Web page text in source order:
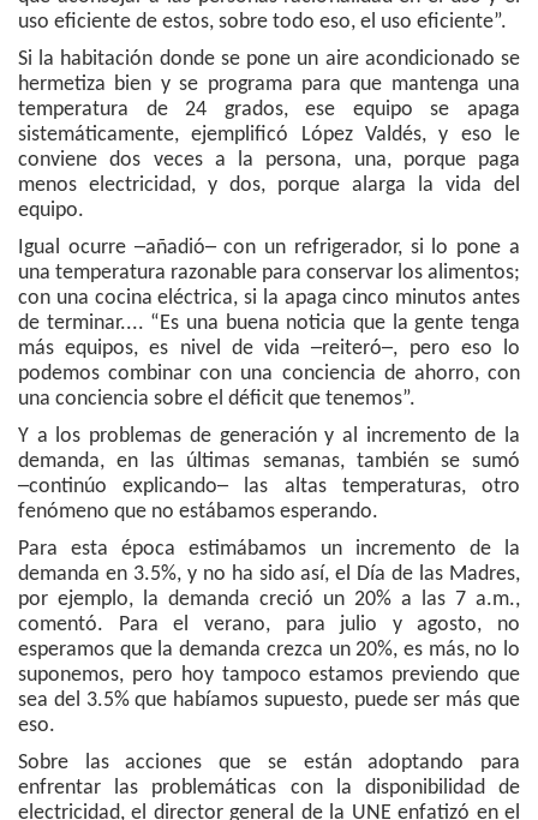
uso eficiente de estos, sobre todo eso, el uso eficiente”.
Si la habitación donde se pone un aire acondicionado se
hermetiza bien y se programa para que mantenga una
temperatura de 24 grados, ese equipo se apaga
sistemáticamente, ejemplificó López Valdés, y eso le
conviene dos veces a la persona, una, porque paga
menos electricidad, y dos, porque alarga la vida del
equipo.
Igual ocurre ─añadió─ con un refrigerador, si lo pone a
una temperatura razonable para conservar los alimentos;
con una cocina eléctrica, si la apaga cinco minutos antes
de terminar.... “Es una buena noticia que la gente tenga
más equipos, es nivel de vida ─reiteró─, pero eso lo
podemos combinar con una conciencia de ahorro, con
una conciencia sobre el déficit que tenemos”.
Y a los problemas de generación y al incremento de la
demanda, en las últimas semanas, también se sumó
─continúo explicando─ las altas temperaturas, otro
fenómeno que no estábamos esperando.
Para esta época estimábamos un incremento de la
demanda en 3.5%, y no ha sido así, el Día de las Madres,
por ejemplo, la demanda creció un 20% a las 7 a.m.,
comentó. Para el verano, para julio y agosto, no
esperamos que la demanda crezca un 20%, es más, no lo
suponemos, pero hoy tampoco estamos previendo que
sea del 3.5% que habíamos supuesto, puede ser más que
eso.
Sobre las acciones que se están adoptando para
enfrentar las problemáticas con la disponibilidad de
electricidad, el director general de la UNE enfatizó en el